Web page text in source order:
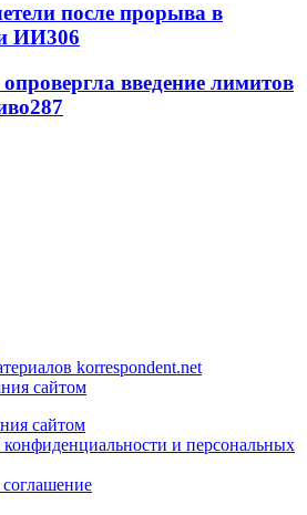
после прорыва в
и ИИ306
введение лимитов
287
korrespondent.net
сайтом
сайтом
и персональных
соглашение